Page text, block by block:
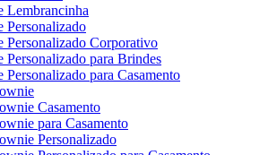
Lembrancinha
Personalizado
Personalizado Corporativo
Personalizado para Brindes
Personalizado para Casamento
Casamento
para Casamento
Personalizado